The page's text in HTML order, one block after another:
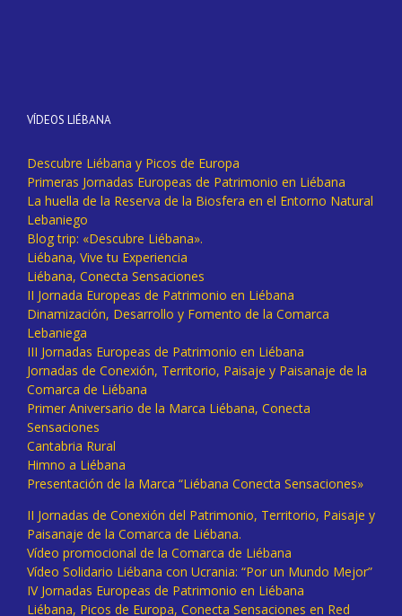
VÍDEOS LIÉBANA
Descubre Liébana y Picos de Europa
Primeras Jornadas Europeas de Patrimonio en Liébana
La huella de la Reserva de la Biosfera en el Entorno Natural
Lebaniego
Blog trip: «Descubre Liébana».
Liébana, Vive tu Experiencia
Liébana, Conecta Sensaciones
II Jornada Europeas de Patrimonio en Liébana
Dinamización, Desarrollo y Fomento de la Comarca
Lebaniega
III Jornadas Europeas de Patrimonio en Liébana
Jornadas de Conexión, Territorio, Paisaje y Paisanaje de la
Comarca de Liébana
Primer Aniversario de la Marca Liébana, Conecta
Sensaciones
Cantabria Rural
Himno a Liébana
Presentación de la Marca “Liébana Conecta Sensaciones»
II Jornadas de Conexión del Patrimonio, Territorio, Paisaje y
Paisanaje de la Comarca de Liébana.
Vídeo promocional de la Comarca de Liébana
Vídeo Solidario Liébana con Ucrania: “Por un Mundo Mejor”
IV Jornadas Europeas de Patrimonio en Liébana
Liébana, Picos de Europa, Conecta Sensaciones en Red